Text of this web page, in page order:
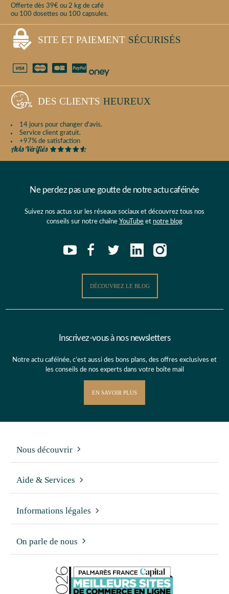
Offerte dès 39€ ou 2 kg de café
ou 100 dosettes ou 100 capsules.
SITE ET PAIEMENT SÉCURISÉS
DES CLIENTS HEUREUX
14 jours pour changer d'avis.
Service client gratuit.
+97% de satisfaction
Ne perdez pas une goutte de notre actu caféinée
Suivez nos actus sur les réseaux sociaux et découvrez tous nos
conseils sur notre chaîne YouTube et notre blog
DÉCOUVREZ LE BLOG
Inscrivez-vous à nos newsletters
Notre actu caféinée, c’est aussi des bons plans, des offres exclusives et
les conseils de nos experts dans votre boîte mail
EN SAVOIR PLUS
Nous découvrir
Aide & Services
Informations légales
On parle de nous